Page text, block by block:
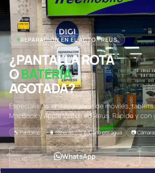
REPARACIÓN EN EL ACTO · REUS
¿PANTALLA ROTA
OBATERÍA
AGOTADA?
Especialistas en reparación de móviles, tablets,
MacBook y Apple Watch en Reus. Rápido y con
🔧 Pantallas 🔋 Baterías 💧 Daño por agua 📷
WhatsApp